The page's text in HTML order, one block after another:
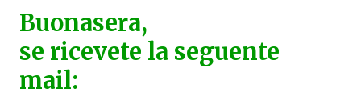
Buonasera,
se ricevete la seguente
mail: